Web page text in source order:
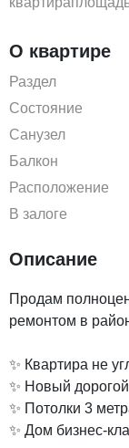
О квартире
Раздел
Состояние
Санузел
Балкон
Расположение
В залоге
Описание
Продам
ремонтом в
✨ Квартира не
✨ Новый
✨ Потолки 3
✨ Дом бизнес-